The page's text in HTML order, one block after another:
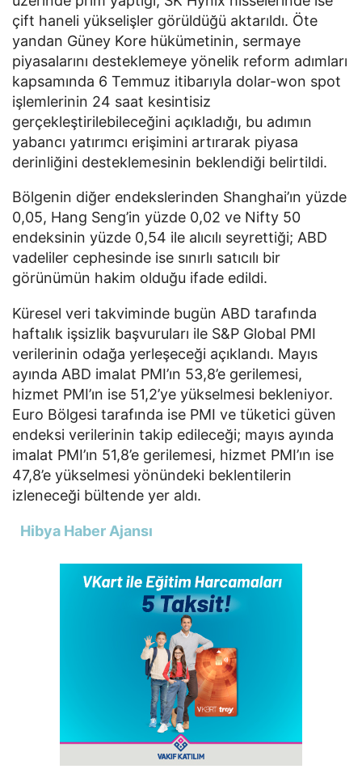
çift haneli yükselişler görüldüğü aktarıldı. Öte
yandan Güney Kore hükümetinin, sermaye
piyasalarını desteklemeye yönelik reform adımları
kapsamında 6 Temmuz itibarıyla dolar-won spot
işlemlerinin 24 saat kesintisiz
gerçekleştirilebileceğini açıkladığı, bu adımın
yabancı yatırımcı erişimini artırarak piyasa
derinliğini desteklemesinin beklendiği belirtildi.
Bölgenin diğer endekslerinden Shanghai’ın yüzde
0,05, Hang Seng’in yüzde 0,02 ve Nifty 50
endeksinin yüzde 0,54 ile alıcılı seyrettiği; ABD
vadeliler cephesinde ise sınırlı satıcılı bir
görünümün hakim olduğu ifade edildi.
Küresel veri takviminde bugün ABD tarafında
haftalık işsizlik başvuruları ile S&P Global PMI
verilerinin odağa yerleşeceği açıklandı. Mayıs
ayında ABD imalat PMI’ın 53,8’e gerilemesi,
hizmet PMI’ın ise 51,2’ye yükselmesi bekleniyor.
Euro Bölgesi tarafında ise PMI ve tüketici güven
endeksi verilerinin takip edileceği; mayıs ayında
imalat PMI’ın 51,8’e gerilemesi, hizmet PMI’ın ise
47,8’e yükselmesi yönündeki beklentilerin
izleneceği bültende yer aldı.
Hibya Haber Ajansı